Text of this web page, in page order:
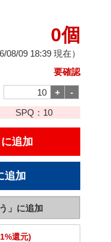
0個
08/09 18:39 現在）
要確認
SPQ： 10
還元)